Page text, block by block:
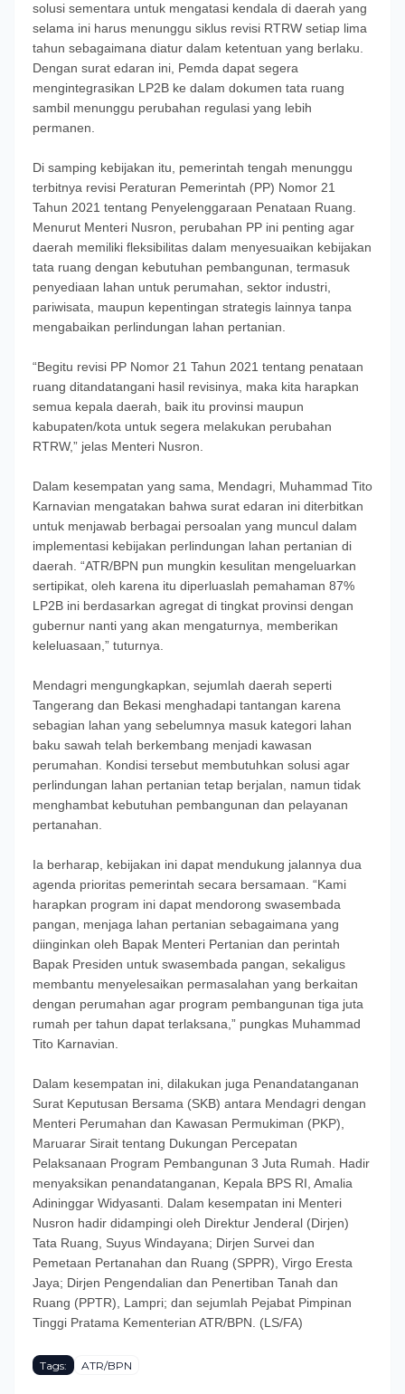
solusi sementara untuk mengatasi kendala di daerah yang
selama ini harus menunggu siklus revisi RTRW setiap lima
tahun sebagaimana diatur dalam ketentuan yang berlaku.
Dengan surat edaran ini, Pemda dapat segera
mengintegrasikan LP2B ke dalam dokumen tata ruang
sambil menunggu perubahan regulasi yang lebih
permanen.
Di samping kebijakan itu, pemerintah tengah menunggu
terbitnya revisi Peraturan Pemerintah (PP) Nomor 21
Tahun 2021 tentang Penyelenggaraan Penataan Ruang.
Menurut Menteri Nusron, perubahan PP ini penting agar
daerah memiliki fleksibilitas dalam menyesuaikan kebijakan
tata ruang dengan kebutuhan pembangunan, termasuk
penyediaan lahan untuk perumahan, sektor industri,
pariwisata, maupun kepentingan strategis lainnya tanpa
mengabaikan perlindungan lahan pertanian.
“Begitu revisi PP Nomor 21 Tahun 2021 tentang penataan
ruang ditandatangani hasil revisinya, maka kita harapkan
semua kepala daerah, baik itu provinsi maupun
kabupaten/kota untuk segera melakukan perubahan
RTRW,” jelas Menteri Nusron.
Dalam kesempatan yang sama, Mendagri, Muhammad Tito
Karnavian mengatakan bahwa surat edaran ini diterbitkan
untuk menjawab berbagai persoalan yang muncul dalam
implementasi kebijakan perlindungan lahan pertanian di
daerah. “ATR/BPN pun mungkin kesulitan mengeluarkan
sertipikat, oleh karena itu diperluaslah pemahaman 87%
LP2B ini berdasarkan agregat di tingkat provinsi dengan
gubernur nanti yang akan mengaturnya, memberikan
keleluasaan,” tuturnya.
Mendagri mengungkapkan, sejumlah daerah seperti
Tangerang dan Bekasi menghadapi tantangan karena
sebagian lahan yang sebelumnya masuk kategori lahan
baku sawah telah berkembang menjadi kawasan
perumahan. Kondisi tersebut membutuhkan solusi agar
perlindungan lahan pertanian tetap berjalan, namun tidak
menghambat kebutuhan pembangunan dan pelayanan
pertanahan.
Ia berharap, kebijakan ini dapat mendukung jalannya dua
agenda prioritas pemerintah secara bersamaan. “Kami
harapkan program ini dapat mendorong swasembada
pangan, menjaga lahan pertanian sebagaimana yang
diinginkan oleh Bapak Menteri Pertanian dan perintah
Bapak Presiden untuk swasembada pangan, sekaligus
membantu menyelesaikan permasalahan yang berkaitan
dengan perumahan agar program pembangunan tiga juta
rumah per tahun dapat terlaksana,” pungkas Muhammad
Tito Karnavian.
Dalam kesempatan ini, dilakukan juga Penandatanganan
Surat Keputusan Bersama (SKB) antara Mendagri dengan
Menteri Perumahan dan Kawasan Permukiman (PKP),
Maruarar Sirait tentang Dukungan Percepatan
Pelaksanaan Program Pembangunan 3 Juta Rumah. Hadir
menyaksikan penandatanganan, Kepala BPS RI, Amalia
Adininggar Widyasanti. Dalam kesempatan ini Menteri
Nusron hadir didampingi oleh Direktur Jenderal (Dirjen)
Tata Ruang, Suyus Windayana; Dirjen Survei dan
Pemetaan Pertanahan dan Ruang (SPPR), Virgo Eresta
Jaya; Dirjen Pengendalian dan Penertiban Tanah dan
Ruang (PPTR), Lampri; dan sejumlah Pejabat Pimpinan
Tinggi Pratama Kementerian ATR/BPN. (LS/FA)
Tags: ATR/BPN